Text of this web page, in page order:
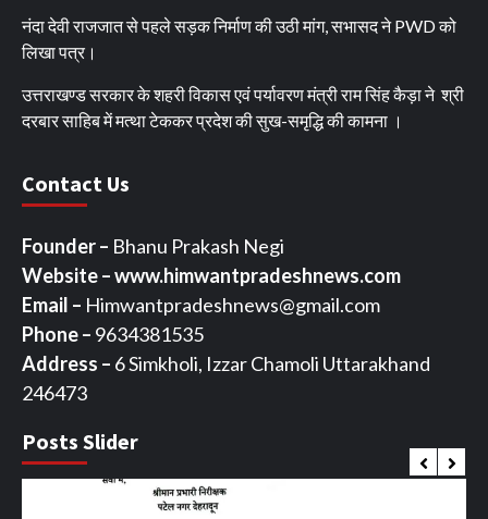
नंदा देवी राजजात से पहले सड़क निर्माण की उठी मांग, सभासद ने PWD को
लिखा पत्र।
उत्तराखण्ड सरकार के शहरी विकास एवं पर्यावरण मंत्री राम सिंह कैड़ा ने श्री
दरबार साहिब में मत्था टेककर प्रदेश की सुख-समृद्धि की कामना ।
Contact Us
Founder – Bhanu Prakash Negi
Website – www.himwantpradeshnews.com
Email – Himwantpradeshnews@gmail.com
Phone – 9634381535
Address – 6 Simkholi, Izzar Chamoli Uttarakhand
246473
Posts Slider